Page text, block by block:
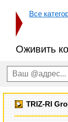
Все
Оживить
TRIZ-RI